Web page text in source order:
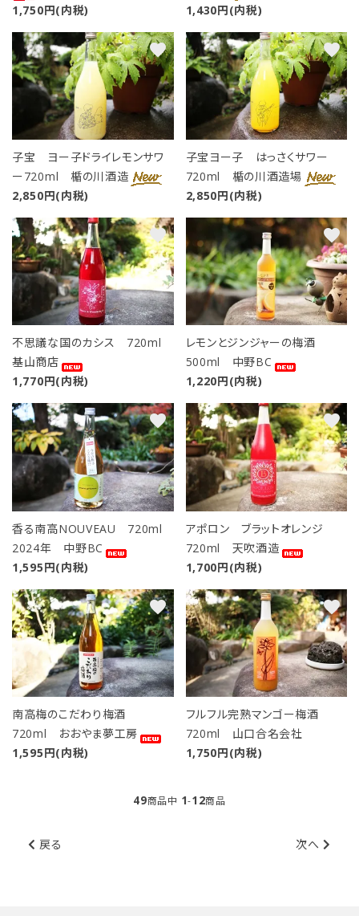
1,750円(内税)
1,430円(内税)
子宝 ヨー子ドライレモンサワ
ー720ml 楯の川酒造
2,850円(内税)
favorite
子宝ヨー子 はっさくサワー
720ml 楯の川酒造場
2,850円(内税)
favorite
不思議な国のカシス 720ml
基山商店
1,770円(内税)
favorite
レモンとジンジャーの梅酒
500ml 中野BC
1,220円(内税)
favorite
香る南高NOUVEAU 720ml
2024年 中野BC
1,595円(内税)
favorite
アポロン ブラットオレンジ
720ml 天吹酒造
1,700円(内税)
favorite
南高梅のこだわり梅酒
720ml おおやま夢工房
1,595円(内税)
favorite
フルフル完熟マンゴー梅酒
720ml 山口合名会社
1,750円(内税)
favorite
49商品中 1-12商品
戻る 次へ
キーワード
カテゴリー
close